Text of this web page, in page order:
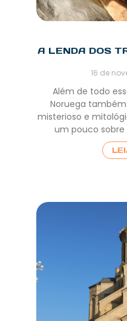
A LENDA DOS
16 de
Além de todo
Noruega
misterioso e
um pouco sobre